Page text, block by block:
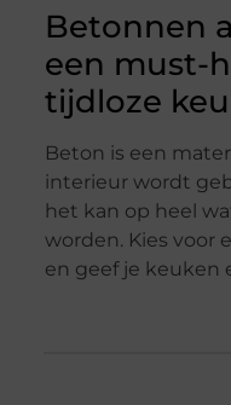
Betonnen
een must-
tijdloze
Beton is een
interieur wordt
het kan op heel
worden. Kies voor
en geef je keuken